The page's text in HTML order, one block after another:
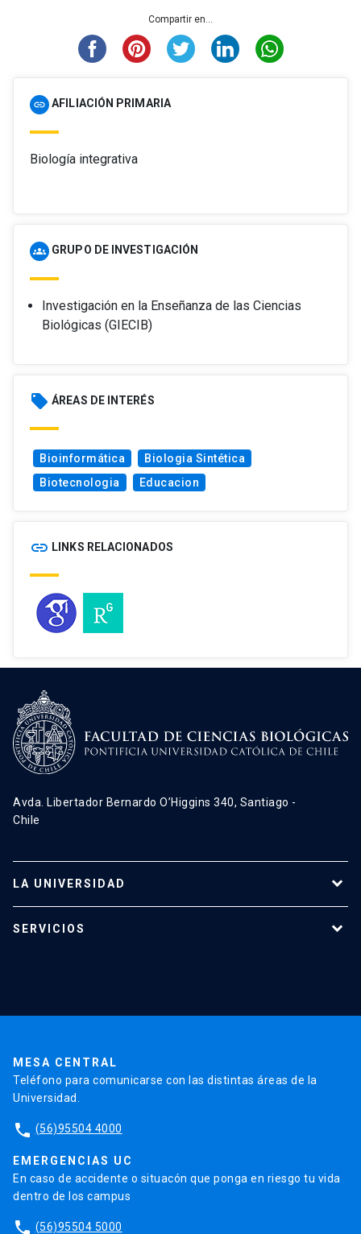
Compartir en...
link AFILIACIÓN PRIMARIA
Biología integrativa
groups GRUPO DE INVESTIGACIÓN
Investigación en la Enseñanza de las Ciencias
Biológicas (GIECIB)
local_offer ÁREAS DE INTERÉS
Bioinformática
Biologia Sintética
Biotecnologia
Educacion
link LINKS RELACIONADOS
Avda. Libertador Bernardo O’Higgins 340, Santiago -
Chile
LA UNIVERSIDAD
Admisión
SERVICIOS
MESA CENTRAL
Teléfono para comunicarse con las distintas áreas de la
Universidad.
phone (56)95504 4000
EMERGENCIAS UC
En caso de accidente o situacón que ponga en riesgo tu vida
dentro de los campus
phone (56)95504 5000